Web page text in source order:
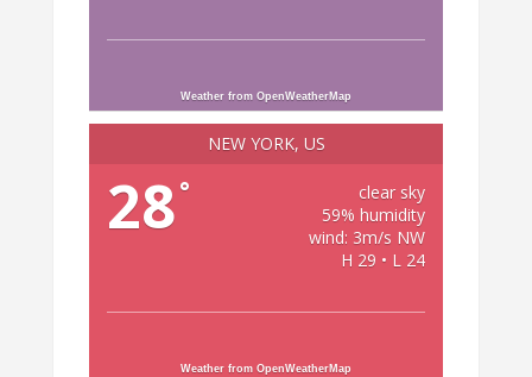
Weather from OpenWeatherMap
NEW YORK, US
28°
clear sky
59% humidity
wind: 3m/s NW
H 29 • L 24
Weather from OpenWeatherMap